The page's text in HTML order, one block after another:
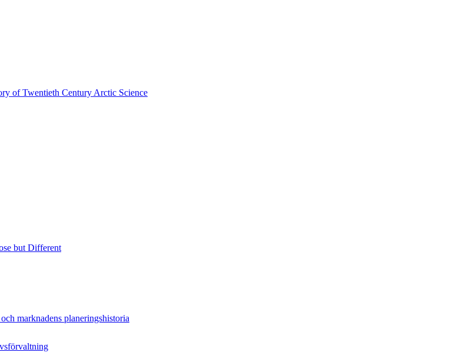
of Twentieth Century Arctic Science
but Different
marknadens planeringshistoria